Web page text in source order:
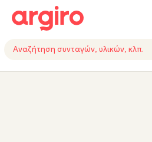
ΥΛΙΚΑΕΚΤΕΛΕΣΗΕΞΟΠΛΙΣΜΟΣ